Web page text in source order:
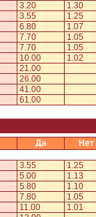
3.20
1.30
3.55
1.25
6.80
1.07
7.70
1.05
7.70
1.05
10.00
1.02
21.00
26.00
41.00
61.00
Да
Нет
3.55
1.25
5.00
1.13
5.80
1.10
7.80
1.05
11.00
1.01